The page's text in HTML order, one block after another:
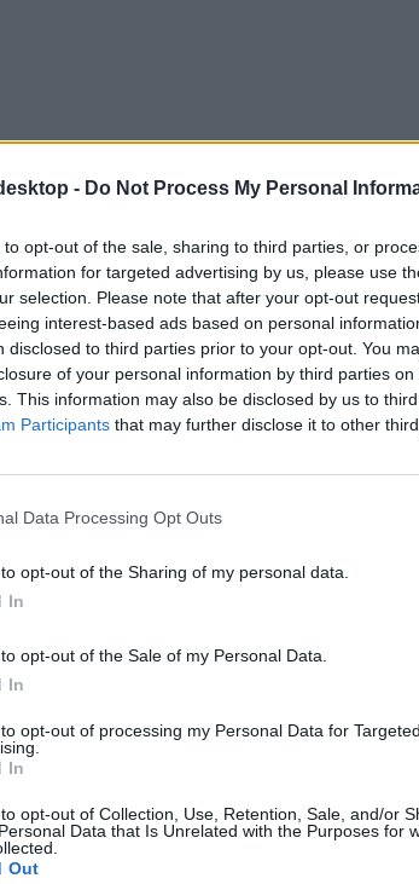
- Do Not Process My Personal
to opt-out of the sale, sharing to third parties, or
for targeted advertising by us, please use
selection. Please note that after your opt-out
interest-based ads based on personal
disclosed to third parties prior to your opt-out. You
of your personal information by third parties on
This information may also be disclosed by us to
Participants that may further disclose it to other
Data Processing Opt Outs
opt-out of the Sharing of my personal data.
In
opt-out of the Sale of my Personal Data.
In
opt-out of processing my Personal Data for Targeted
In
opt-out of Collection, Use, Retention, Sale, and/or
Data that Is Unrelated with the Purposes for
Out
külön köszöntette a diáklányt, majd kitért arra